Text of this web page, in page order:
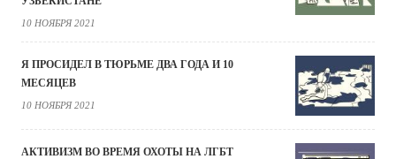
10 НОЯБРЯ 2021
Я ПРОСИДЕЛ В ТЮРЬМЕ ДВА ГОДА И 10
МЕСЯЦЕВ
10 НОЯБРЯ 2021
АКТИВИЗМ ВО ВРЕМЯ ОХОТЫ НА ЛГБТ